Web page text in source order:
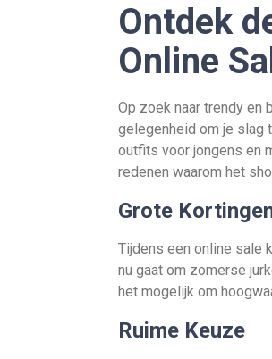
Ontdek
Online
Op zoek naar trendy en
gelegenheid om je slag
outfits voor jongens en
redenen waarom het
Grote
Tijdens een online sale
nu gaat om zomerse
het mogelijk om
Ruime Keuze